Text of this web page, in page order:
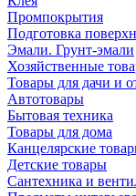
Промпокрытия
Подготовка
Эмали. Грунт-эмали
Хозяйственные
Товары для дачи и
Автотовары
Бытовая техника
Товары для дома
Канцелярские
Детские товары
Сантехника и